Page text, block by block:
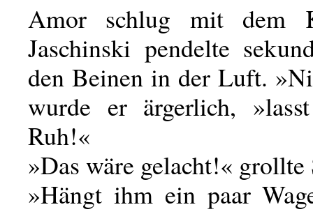
Amor schlug mit dem
Jaschinski pendelte
den Beinen in der Luft.
wurde er ärgerlich,
Ruh!«
»Das wäre gelacht!« grollte
»Hängt ihm ein paar